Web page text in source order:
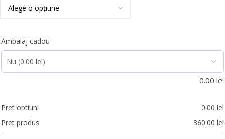
Ambalaj cadou
0.00 lei
Pret optiuni 0.00 lei
Pret produs
360.00 lei